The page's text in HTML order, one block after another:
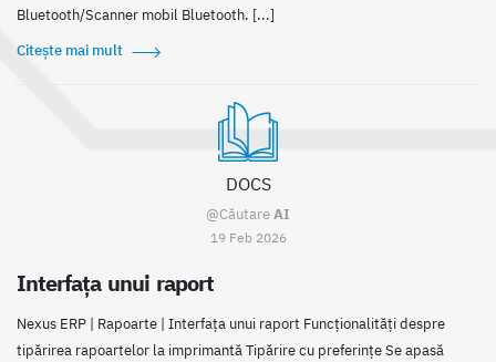
Bluetooth/Scanner mobil Bluetooth. [...]
Citește mai mult
DOCS
@CăutareAI
19 Feb 2026
Interfața unui raport
Nexus ERP | Rapoarte | Interfața unui raport Funcționalități despre
tipărirea rapoartelor la imprimantă Tipărire cu preferințe Se apasă